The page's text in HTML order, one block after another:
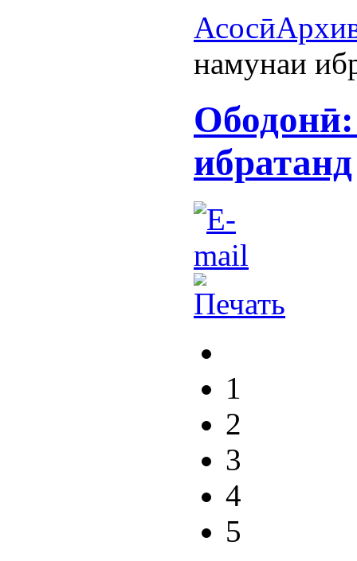
Асосӣ
намунаи
ибратанд
1
2
3
4
5